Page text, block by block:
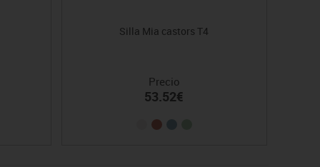
Silla Mia castors T4
Precio
53.52€